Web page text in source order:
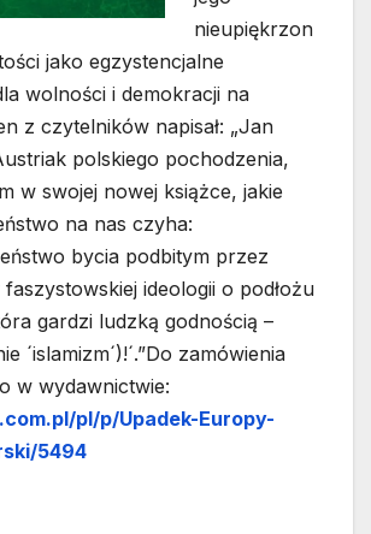
nieupiękrzon
jako egzystencjalne
wolności i demokracji na
z czytelników napisał: „Jan
polskiego pochodzenia,
w swojej nowej książce, jakie
na nas czyha:
bycia podbitym przez
ideologii o podłożu
gardzi ludzką godnością –
´islamizm´)!´.”Do zamówienia
w wydawnictwie:
pl/p/Upadek-Europy-
5494